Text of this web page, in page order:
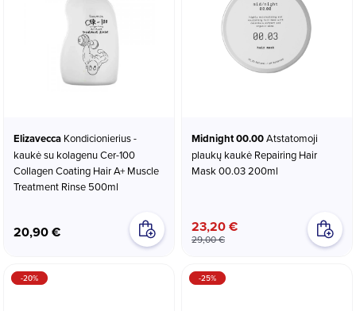
Elizavecca
kaukė su kolagenu Cer-100
Collagen Coating Hair A+ Muscle
Treatment Rinse 500ml
20,90 €
Midnight 00.00
plaukų kaukė Repairing Hair
Mask 00.03 200ml
23,20 €
29,00 €
-20% -25%